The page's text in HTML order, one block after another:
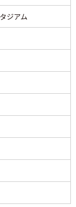
で愛媛戦に挑
クするもののネ
ー。勝ち点3こそ
シートを達成す
感を見せてい
チームへのフィ
位進出が楽しみ
いるものの、前
。この勝利で17
って挑んでくる
スペクトしつつ
うにはいかない
ファールを受け
たっていうの
のだったと思う
いうことを考えて
な特徴がありま
ティブなものを
として今日も期
ってしまったの
で。次に三平を
良さがあります
インの間でボー
。ネーミアスよ
ジアム